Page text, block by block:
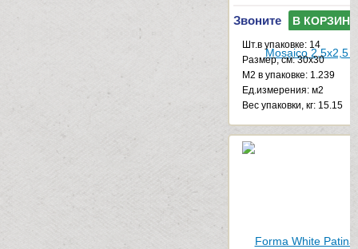
Звоните В КОРЗИНУ
Шт.в упаковке: 14
Размер, см: 30x30
М2 в упаковке: 1.239
Ед.измерения: м2
Веc упаковки, кг: 15.15